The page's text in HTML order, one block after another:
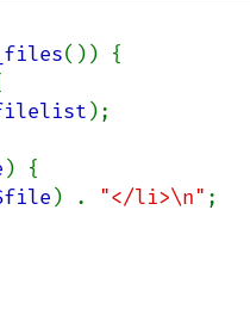
()) {
);
) {
) . "</li>\n" ;